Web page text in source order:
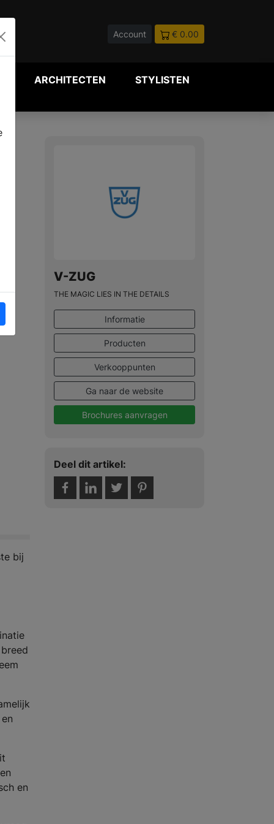
Account € 0.00
ARCHITECTEN STYLISTEN
bij
en
V-ZUG
THE MAGIC LIES IN THE DETAILS
Informatie
Producten
Verkooppunten
Ga naar de website
Brochures aanvragen
Deel dit artikel: